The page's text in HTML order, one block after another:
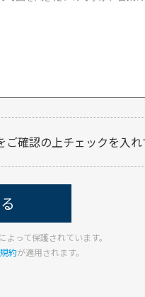
確認の上チェックを入
よって保護されています。
約が適用されます。